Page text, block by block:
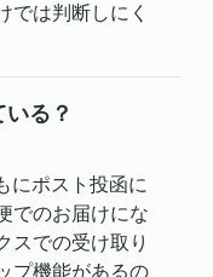
では判断しにく
る？
にポスト投函に
でのお届けにな
スでの受け取り
プ機能があるの